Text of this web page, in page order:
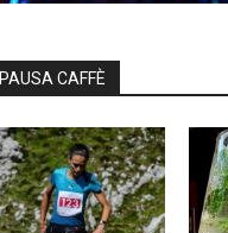
PAUSA CAFFÈ